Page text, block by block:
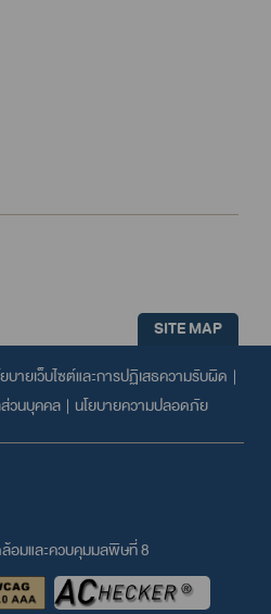
SITE MAP
บายเว็บไซต์และการปฏิเสธความรับผิด |
วนบุคคล | นโยบายความปลอดภัย
อมและควบคุมมลพิษที่ 8